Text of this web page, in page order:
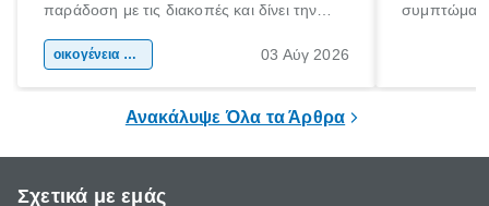
παράδοση με τις διακοπές και δίνει την
χώρας. Είτε πρόκειται για λίγες μέρες
οικογένεια & παιδί 03 Αύγ 2026
Ανακάλυψε Όλα τα Άρθρα
Σχετικά με εμάς